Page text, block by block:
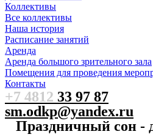
Коллективы
Все коллективы
Наша история
Расписание занятий
Аренда
Аренда большого зрительного зала
Помещения для проведения
Контакты
+7 4812 33 97 87
sm.odkp@yandex.ru
Праздничный сон -